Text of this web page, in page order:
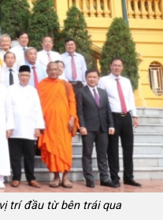
trí đầu từ bên trái qua